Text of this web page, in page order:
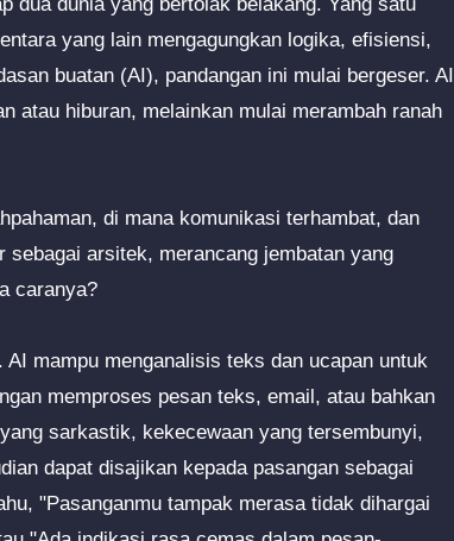
yang lain mengagungkan logika, efisiensi,
buatan (AI), pandangan ini mulai bergeser. AI
atau hiburan, melainkan mulai merambah ranah
di mana komunikasi terhambat, dan
arsitek, merancang jembatan yang
caranya?
mampu menganalisis teks dan ucapan untuk
memproses pesan teks, email, atau bahkan
sarkastik, kekecewaan yang tersembunyi,
dapat disajikan kepada pasangan sebagai
"Pasanganmu tampak merasa tidak dihargai